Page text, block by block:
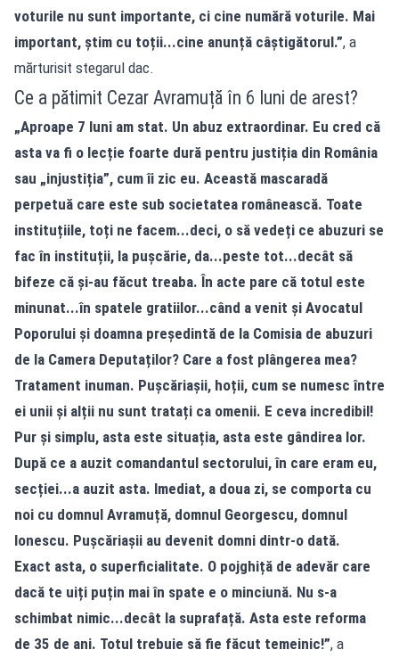
voturile nu sunt importante, ci cine numără voturile. Mai
important, știm cu toții...cine anunță câștigătorul.”, a
mărturisit stegarul dac.
Ce a pătimit Cezar Avramuță în 6 luni de arest?
„Aproape 7 luni am stat. Un abuz extraordinar. Eu cred că
asta va fi o lecție foarte dură pentru justiția din România
sau „injustiția”, cum îi zic eu. Această mascaradă
perpetuă care este sub societatea românească. Toate
instituțiile, toți ne facem...deci, o să vedeți ce abuzuri se
fac în instituții, la pușcărie, da...peste tot...decât să
bifeze că și-au făcut treaba. În acte pare că totul este
minunat...în spatele gratiilor...când a venit și Avocatul
Poporului și doamna președintă de la Comisia de abuzuri
de la Camera Deputaților? Care a fost plângerea mea?
Tratament inuman. Pușcăriașii, hoții, cum se numesc între
ei unii și alții nu sunt tratați ca omenii. E ceva incredibil!
Pur și simplu, asta este situația, asta este gândirea lor.
După ce a auzit comandantul sectorului, în care eram eu,
secției...a auzit asta. Imediat, a doua zi, se comporta cu
noi cu domnul Avramuță, domnul Georgescu, domnul
Ionescu. Pușcăriașii au devenit domni dintr-o dată.
Exact asta, o superficialitate. O pojghiță de adevăr care
dacă te uiți puțin mai în spate e o minciună. Nu s-a
schimbat nimic...decât la suprafață. Asta este reforma
de 35 de ani. Totul trebuie să fie făcut temeinic!”, a